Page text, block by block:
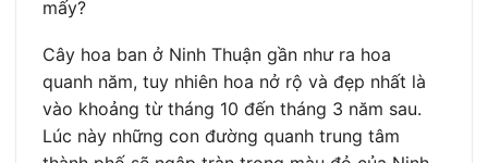
mấy?
Cây hoa ban ở Ninh Thuận gần như ra hoa
quanh năm, tuy nhiên hoa nở rộ và đẹp nhất là
vào khoảng từ tháng 10 đến tháng 3 năm sau.
Lúc này những con đường quanh trung tâm